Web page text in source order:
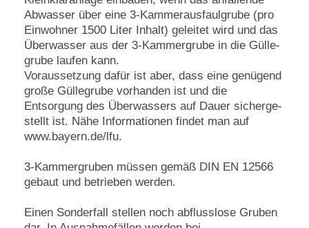
Abwasser über eine 3-Kammerausfaulgrube (pro
Einwohner 1500 Liter Inhalt) geleitet wird und das
Überwasser aus der 3-Kammergrube in die Gülle-
grube laufen kann.
Voraussetzung dafür ist aber, dass eine genügend
große Güllegrube vorhanden ist und die
Entsorgung des Überwassers auf Dauer sicherge-
stellt ist. Nähe Informationen findet man auf
www.bayern.de/lfu.
3-Kammergruben müssen gemäß DIN EN 12566
gebaut und betrieben werden.
Einen Sonderfall stellen noch abflusslose Gruben